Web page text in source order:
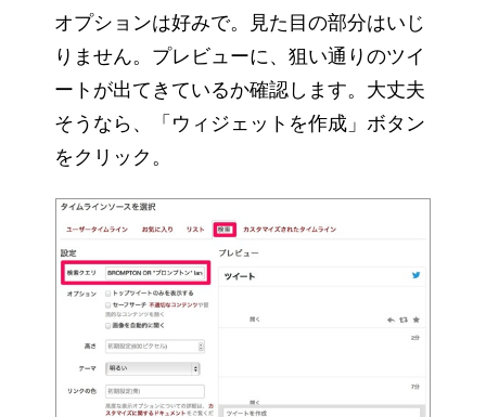
オプションは好みで。見た目の部分はいじ
りません。プレビューに、狙い通りのツイ
ートが出てきているか確認します。大丈夫
そうなら、「ウィジェットを作成」ボタン
をクリック。